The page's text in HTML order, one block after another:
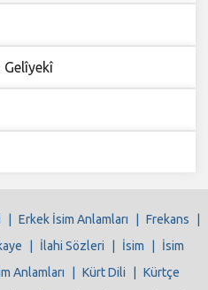
Gelîyekî
Erkek İsim Anlamları Frekans
İlahi Sözleri İsim
İsim
Anlamları Kürt Dili
Kürtçe